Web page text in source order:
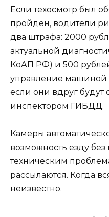
Если техосмотр был
пройден, водители
два штрафа: 2000
актуальной
КоАП РФ) и 500
управление машиной
если они вдруг
инспектором ГИБДД.
Камеры
возможность езду без
техническим
рассылаются. Когда
неизвестно.